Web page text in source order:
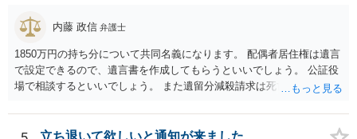
内藤 政信 弁護士
1850万円の持ち分について共同名義になります。 配偶者居住権は遺言
で設定できるので、遺言書を作成してもらうといいでしょう。 公証役
場で相談するといいでしょう。 また遺留分減殺請求は死亡前10年分の
ね。
立ち退いて欲しいと通知が来ました